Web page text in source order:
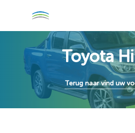
main
Toyota
Terug naar vind uw